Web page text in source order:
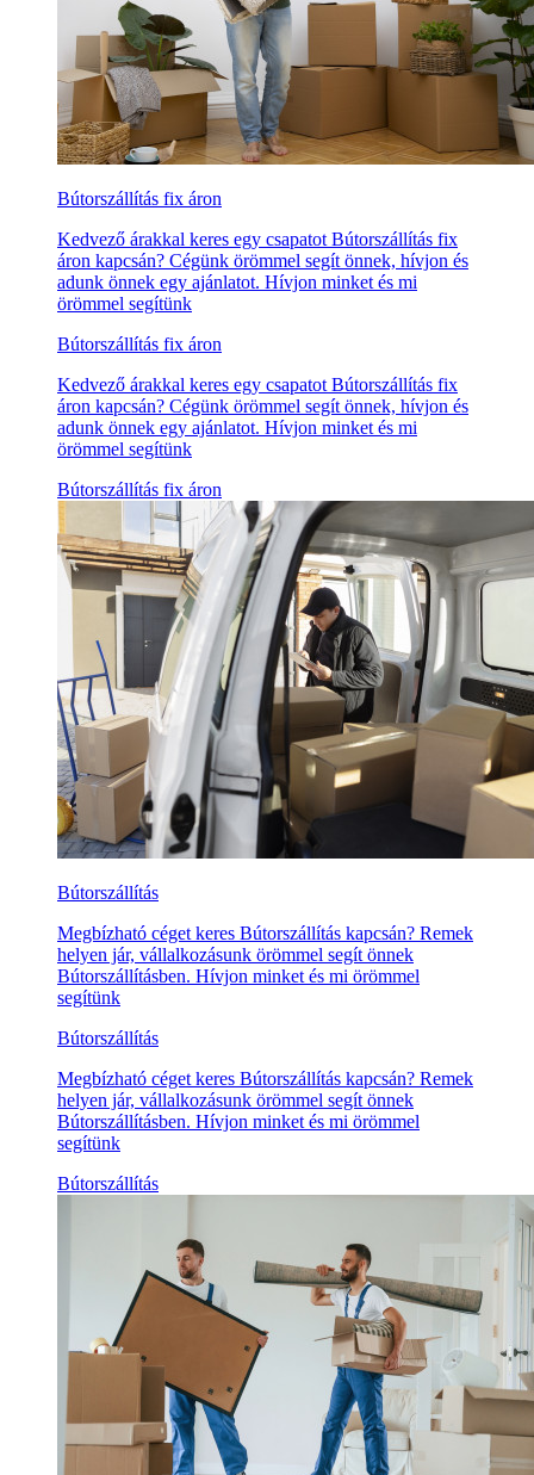
Bútorszállítás fix áron
Kedvező árakkal keres egy csapatot Bútorszállítás fix
áron kapcsán? Cégünk örömmel segít önnek, hívjon és
adunk önnek egy ajánlatot. Hívjon minket és mi
örömmel segítünk
Bútorszállítás fix áron
Kedvező árakkal keres egy csapatot Bútorszállítás fix
áron kapcsán? Cégünk örömmel segít önnek, hívjon és
adunk önnek egy ajánlatot. Hívjon minket és mi
örömmel segítünk
Bútorszállítás fix áron
Bútorszállítás
Megbízható céget keres Bútorszállítás kapcsán? Remek
helyen jár, vállalkozásunk örömmel segít önnek
Bútorszállításben. Hívjon minket és mi örömmel
segítünk
Bútorszállítás
Megbízható céget keres Bútorszállítás kapcsán? Remek
helyen jár, vállalkozásunk örömmel segít önnek
Bútorszállításben. Hívjon minket és mi örömmel
segítünk
Bútorszállítás